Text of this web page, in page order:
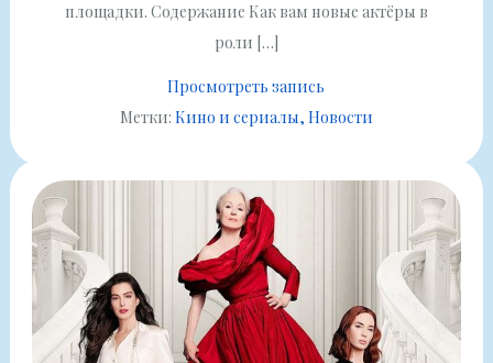
площадки. Содержание Как вам новые актёры в
роли […]
Просмотреть запись
Метки: Кино и сериалы Новости